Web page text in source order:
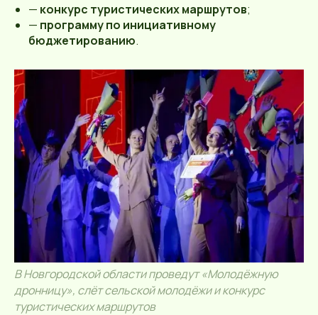
— конкурс туристических маршрутов;
— программу по инициативному
бюджетированию.
В Новгородской области проведут «Молодёжную
дронницу», слёт сельской молодёжи и конкурс
туристических маршрутов